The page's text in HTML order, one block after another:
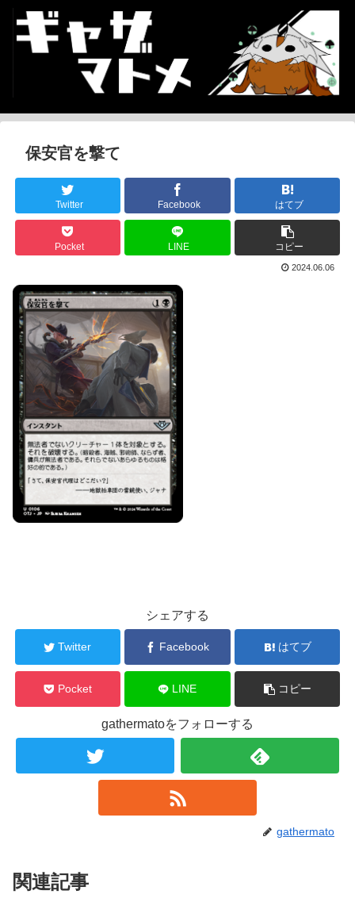
保安官を撃て
Twitter Facebook はてブ
Pocket LINE コピー
2024.06.06
シェアする
Twitter Facebook はてブ
Pocket LINE コピー
gathermatoをフォローする
gathermato
関連記事